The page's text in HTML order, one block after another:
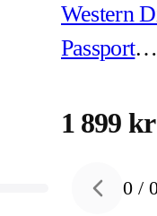
Western
Passport
hårddisk
1 899 kr
Previous
0 /